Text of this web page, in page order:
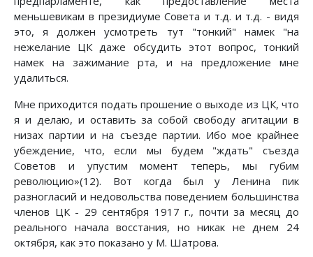
меньшевикам в президиуме Совета и т.д. и т.д. - видя
это, я должен усмотреть тут "тонкий" намек "на
нежелание ЦК даже обсудить этот вопрос, тонкий
намек на зажимание рта, и на предложение мне
удалиться.
Мне приходится подать прошение о выходе из ЦК, что
я и делаю, и оставить за собой свободу агитации в
низах партии и на съезде партии. Ибо мое крайнее
убеждение, что, если мы будем "ждать" съезда
Советов и упустим момент теперь, мы губим
революцию»(12). Вот когда был у Ленина пик
разногласий и недовольства поведением большинства
членов ЦК - 29 сентября 1917 г., почти за месяц до
реального начала восстания, но никак не днем 24
октября, как это показано у М. Шатрова.